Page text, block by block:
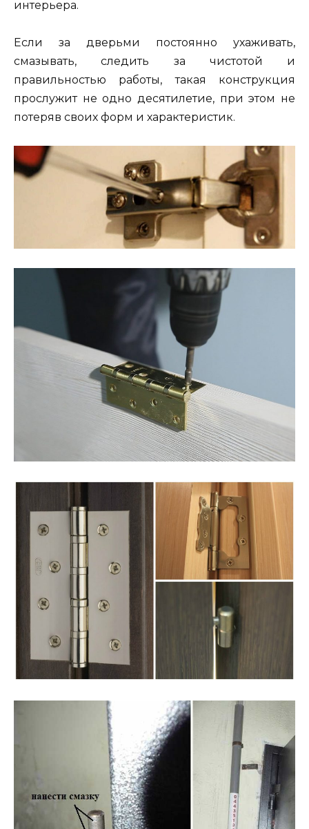
интерьера.
Если за дверьми постоянно ухаживать,
смазывать, следить за чистотой и
правильностью работы, такая конструкция
прослужит не одно десятилетие, при этом не
потеряв своих форм и характеристик.